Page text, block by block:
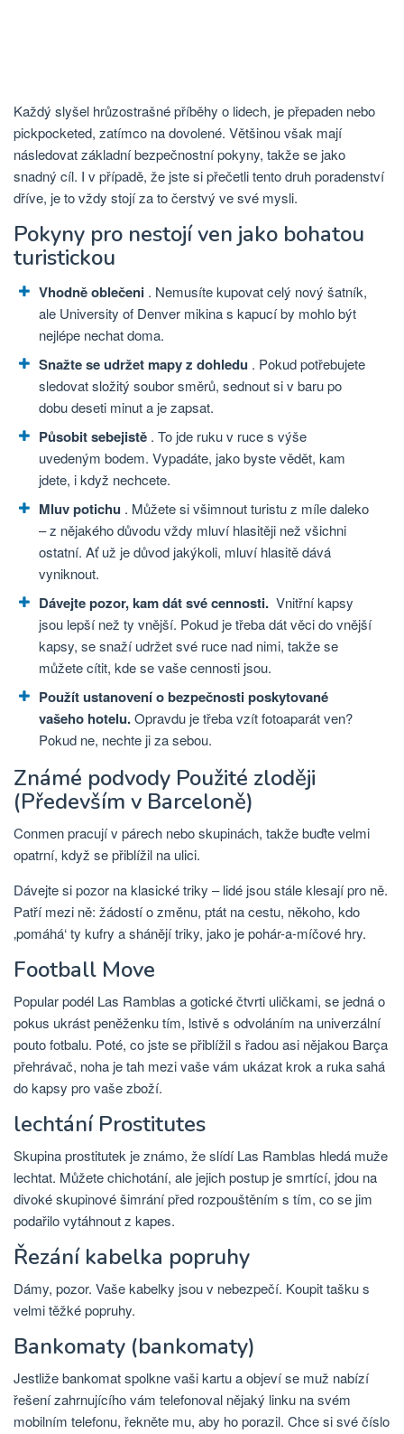
Každý slyšel hrůzostrašné příběhy o lidech, je přepaden nebo
pickpocketed, zatímco na dovolené. Většinou však mají
následovat základní bezpečnostní pokyny, takže se jako
snadný cíl. I v případě, že jste si přečetli tento druh poradenství
dříve, je to vždy stojí za to čerstvý ve své mysli.
Pokyny pro nestojí ven jako bohatou
turistickou
Vhodně oblečeni . Nemusíte kupovat celý nový šatník,
ale University of Denver mikina s kapucí by mohlo být
nejlépe nechat doma.
Snažte se udržet mapy z dohledu . Pokud potřebujete
sledovat složitý soubor směrů, sednout si v baru po
dobu deseti minut a je zapsat.
Působit sebejistě . To jde ruku v ruce s výše
uvedeným bodem. Vypadáte, jako byste vědět, kam
jdete, i když nechcete.
Mluv potichu . Můžete si všimnout turistu z míle daleko
– z nějakého důvodu vždy mluví hlasitěji než všichni
ostatní. Ať už je důvod jakýkoli, mluví hlasitě dává
vyniknout.
Dávejte pozor, kam dát své cennosti. Vnitřní kapsy
jsou lepší než ty vnější. Pokud je třeba dát věci do vnější
kapsy, se snaží udržet své ruce nad nimi, takže se
můžete cítit, kde se vaše cennosti jsou.
Použít ustanovení o bezpečnosti poskytované
vašeho hotelu.Opravdu je třeba vzít fotoaparát ven?
Pokud ne, nechte ji za sebou.
Známé podvody Použité zloději
(Především v Barceloně)
Conmen pracují v párech nebo skupinách, takže buďte velmi
opatrní, když se přiblížil na ulici.
Dávejte si pozor na klasické triky – lidé jsou stále klesají pro ně.
Patří mezi ně: žádostí o změnu, ptát na cestu, někoho, kdo
‚pomáhá‘ ty kufry a shánějí triky, jako je pohár-a-míčové hry.
Football Move
Popular podél Las Ramblas a gotické čtvrti uličkami, se jedná o
pokus ukrást peněženku tím, lstivě s odvoláním na univerzální
pouto fotbalu. Poté, co jste se přiblížil s řadou asi nějakou Barça
přehrávač, noha je tah mezi vaše vám ukázat krok a ruka sahá
do kapsy pro vaše zboží.
lechtání Prostitutes
Skupina prostitutek je známo, že slídí Las Ramblas hledá muže
lechtat. Můžete chichotání, ale jejich postup je smrtící, jdou na
divoké skupinové šimrání před rozpouštěním s tím, co se jim
podařilo vytáhnout z kapes.
Řezání kabelka popruhy
Dámy, pozor. Vaše kabelky jsou v nebezpečí. Koupit tašku s
velmi těžké popruhy.
Bankomaty (bankomaty)
Jestliže bankomat spolkne vaši kartu a objeví se muž nabízí
řešení zahrnujícího vám telefonoval nějaký linku na svém
mobilním telefonu, řekněte mu, aby ho porazil. Chce si své číslo